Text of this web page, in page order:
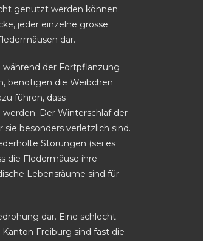
genutzt werden können.
jeder einzelne grosse
dar.
während der Fortpflanzung
benötigen die Weibchen
führen, dass
Der Winterschlaf der
besonders verletzlich sind.
Störungen (sei es
die Fledermäuse ihre
Lebensräume sind für
dar. Eine schlecht
Freiburg sind fast die